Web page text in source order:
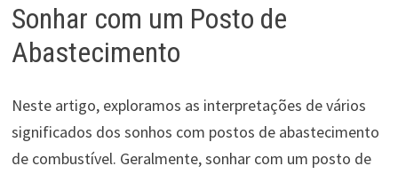
Sonhar com um Posto de
Abastecimento
Neste artigo, exploramos as interpretações de vários
significados dos sonhos com postos de abastecimento
de combustível. Geralmente, sonhar com um posto de